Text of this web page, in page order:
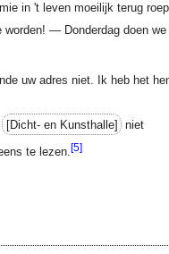
in 't leven moeilijk terug
worden! — Donderdag doen we
uw adres niet. Ik heb het
[Dicht- en Kunsthalle] niet
te lezen. [5]